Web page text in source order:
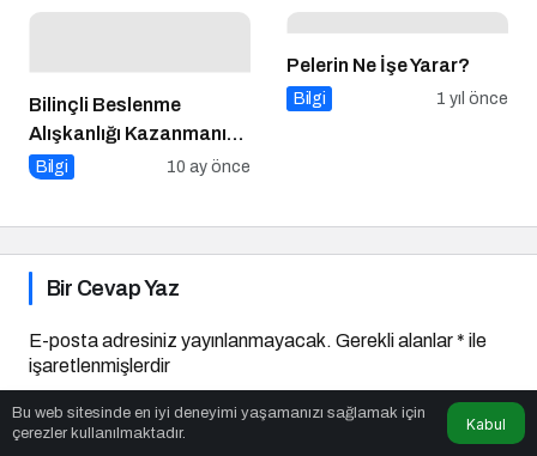
Bilinçli Beslenme
Alışkanlığı Kazanmanın
Yolları Nelerdir?
Bilgi 10 ay önce
Pelerin Ne İşe Yarar?
Bilgi 1 yıl önce
Bir Cevap Yaz
E-posta adresiniz yayınlanmayacak. Gerekli alanlar* ile
işaretlenmişlerdir
Yorumunuz*
Bu web sitesinde en iyi deneyimi yaşamanızı sağlamak için
çerezler kullanılmaktadır.
Kabul